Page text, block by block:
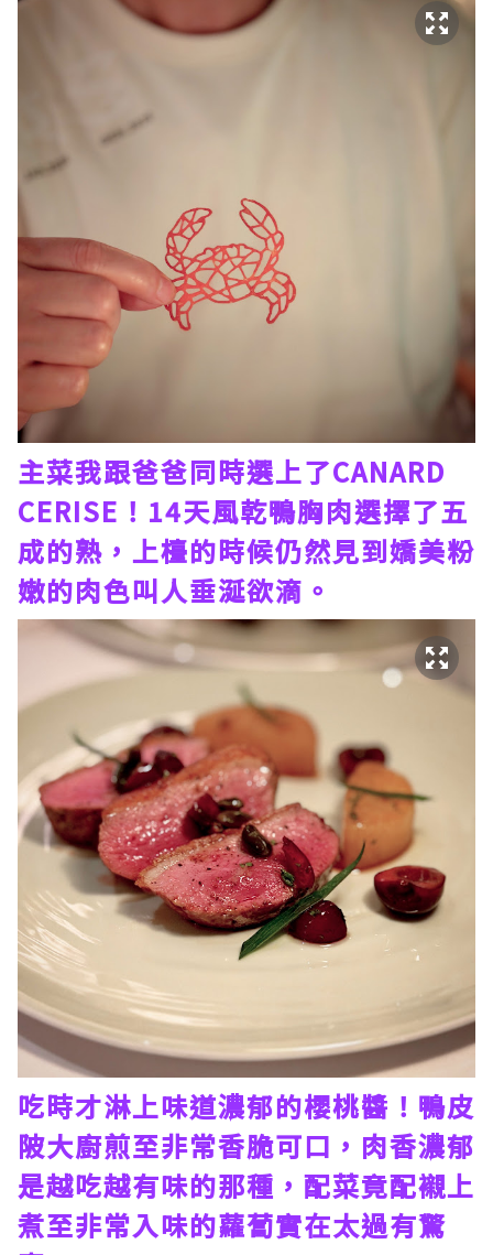
主菜我跟爸爸同時選上了CANARD
CERISE！14天風乾鴨胸肉選擇了五
成的熟，上檯的時候仍然見到嬌美粉
嫩的肉色叫人垂涎欲滴。
吃時才淋上味道濃郁的櫻桃醬！鴨皮
陂大廚煎至非常香脆可口，肉香濃郁
是越吃越有味的那種，配菜竟配襯上
煮至非常入味的蘿蔔實在太過有驚